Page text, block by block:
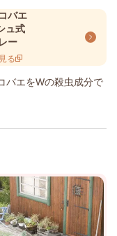
バエ
ュ式
ー
る
バエをWの殺虫成分で